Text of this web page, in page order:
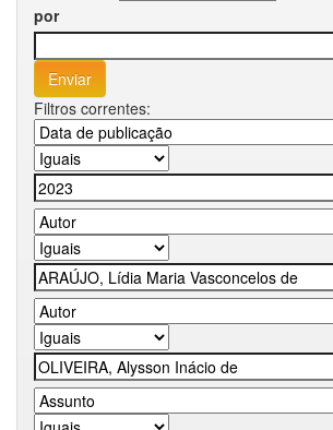
por
Filtros correntes: